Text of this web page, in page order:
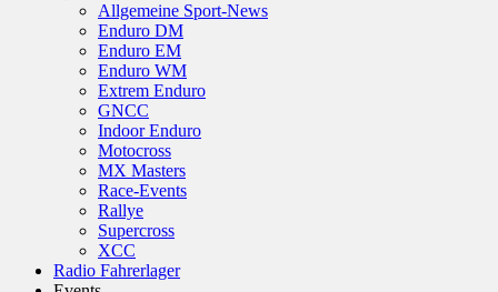
Allgemeine Sport-News
Enduro DM
Enduro EM
Enduro WM
Extrem Enduro
GNCC
Indoor Enduro
Motocross
MX Masters
Race-Events
Rallye
Supercross
XCC
Radio Fahrerlager